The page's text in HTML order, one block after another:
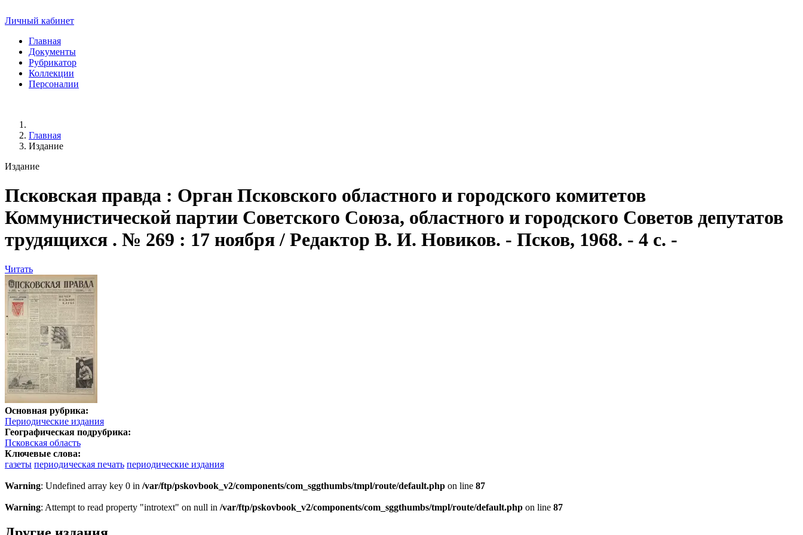
Личный кабинет
Главная
Документы
Рубрикатор
Коллекции
Персоналии
Главная
Издание
Издание
Псковская правда : Орган Псковского областного и городского комитетов
Коммунистической партии Советского Союза, областного и городского Советов депутатов
трудящихся . № 269 : 17 ноября / Редактор В. И. Новиков. - Псков, 1968. - 4 с. -
Читать
Основная рубрика:
Периодические издания
Географическая подрубрика:
Псковская область
Ключевые слова:
газеты периодическая печать периодические издания
Warning: Undefined array key 0 in /var/ftp/pskovbook_v2/components/com_sggthumbs/tmpl/route/default.php on line 87
Warning: Attempt to read property "introtext" on null in /var/ftp/pskovbook_v2/components/com_sggthumbs/tmpl/route/default.php on line 87